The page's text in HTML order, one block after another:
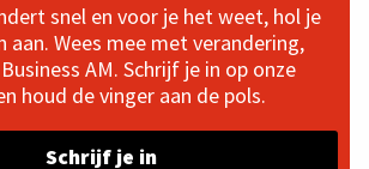
snel en voor je het weet, hol je
aan. Wees mee met verandering,
AM. Schrijf je in op onze
houd de vinger aan de pols.
Schrijf je in